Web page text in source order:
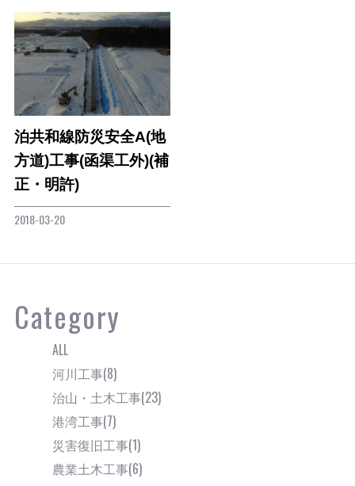
泊共和線防災安全A(地
方道)工事(函渠工外)(補
正・明許)
2018-03-20
Category
ALL
河川工事(8)
治山・土木工事(23)
港湾工事(7)
災害復旧工事(1)
農業土木工事(6)